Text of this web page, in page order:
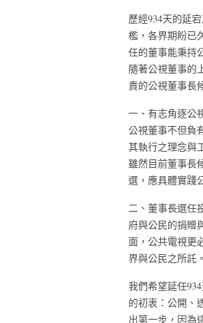
歷經934天的延
檻，各界期盼已
任的董事能秉持
隨著公視董事的
責的公視董事長
一、有志角逐公
公視董事不但負
其執行之理念與
雖然目前董事長
選，應具體實踐
二、董事長選任
府與公民的捐贈
面，公共電視更
界與公民之所託。
我們希望延任
的初衷：公開、
出第一步，因為